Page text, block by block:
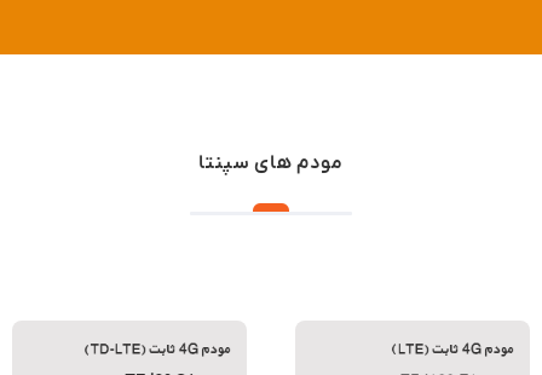
مودم های سپنتا